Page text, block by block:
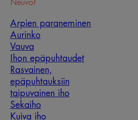
**In vitro -testi uudelleenrakennetulla
Neuvot
Arpien paraneminen
Aurinko
Vauva
Ihon epäpuhtaudet
Rasvainen,
epäpuhtauksiin
taipuvainen iho
Sekaiho
Kuiva iho